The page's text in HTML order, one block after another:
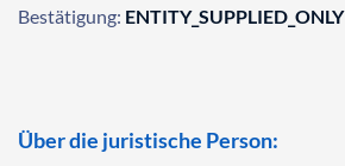
Bestätigung: ENTITY_SUPPLIED_ONLY
Über die juristische Person: